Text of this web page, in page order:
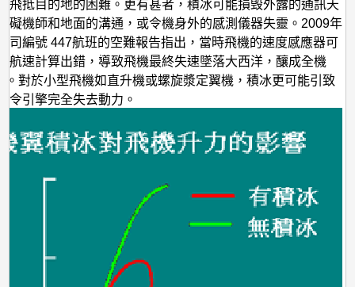
飛抵目的地的困難。更有甚者，積冰可能損毁外露的通訊天
礙機師和地面的溝通，或令機身外的感測儀器失靈。2009年
司編號 447航班的空難報告指出，當時飛機的速度感應器可
航速計算出錯，導致飛機最終失速墜落大西洋，釀成全機
。對於小型飛機如直升機或螺旋漿定翼機，積冰更可能引致
令引擎完全失去動力。